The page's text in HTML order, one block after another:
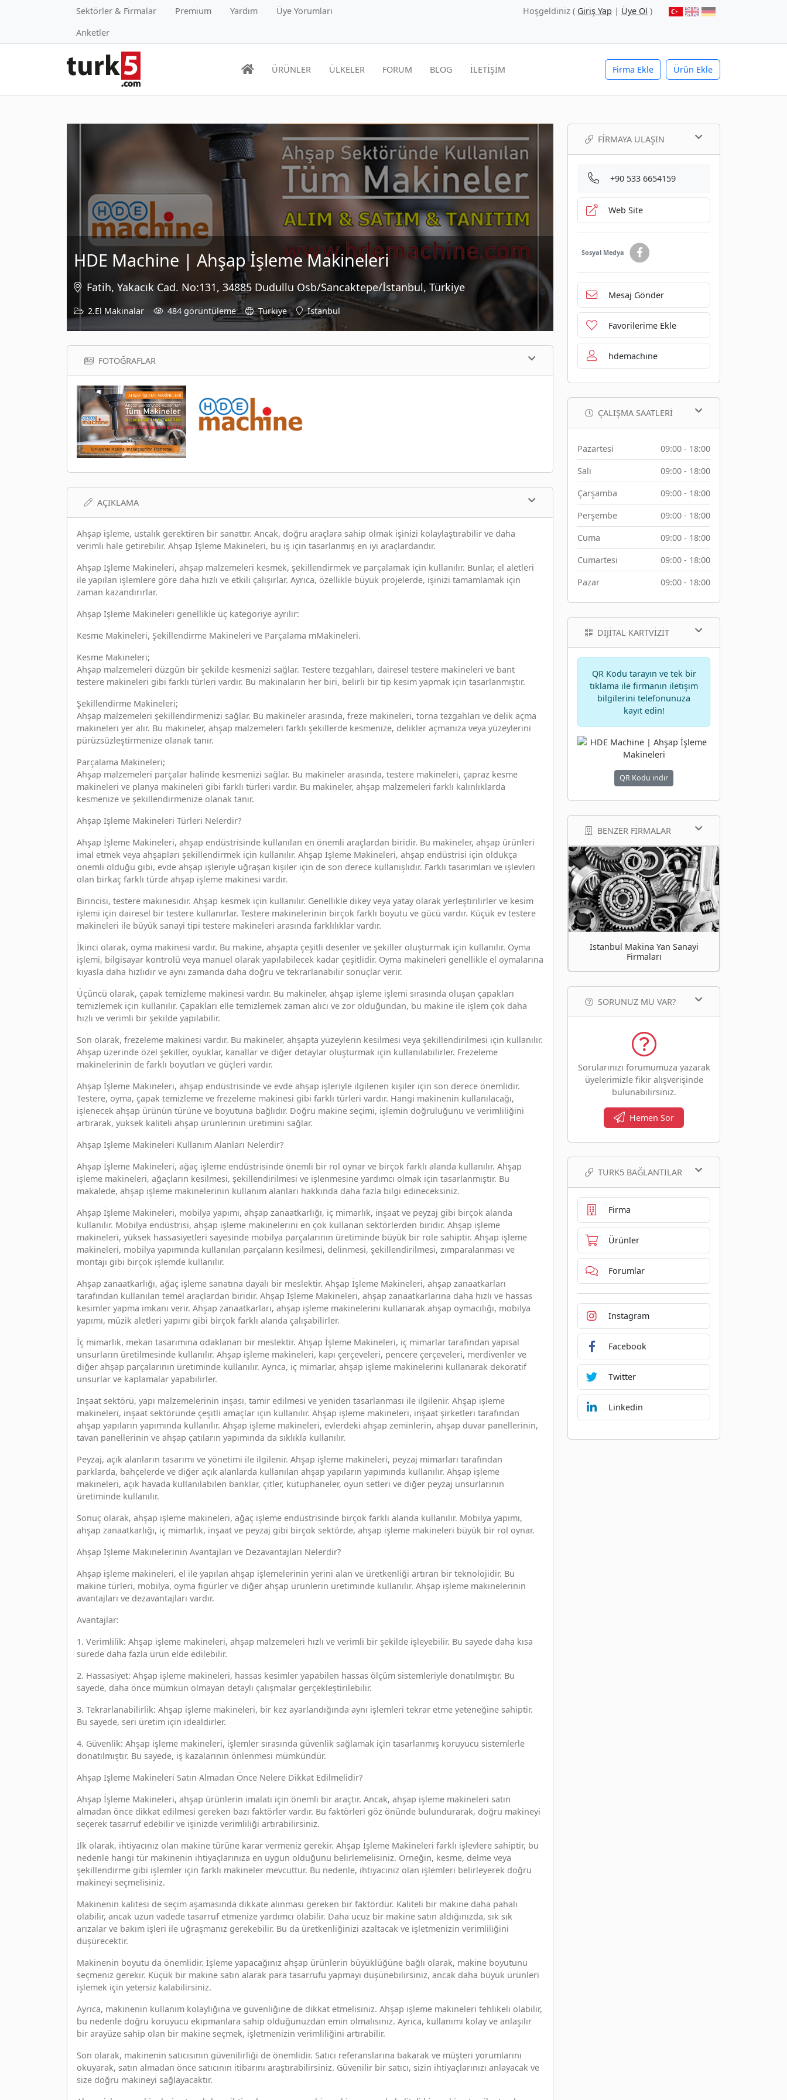
Sektörler & Firmalar Premium Yardım
Üye Yorumları
Anketler
Hoşgeldiniz ( Giriş Yap | Üye Ol )
Firma Ekle Ürün Ekle
ÜRÜNLER ÜLKELER FORUM BLOG İLETİŞİM
HDE Machine | Ahşap İşleme Makineleri
Fatih, Yakacık Cad. No:131, 34885 Dudullu Osb/Sancaktepe/İstanbul, Türkiye
2.El Makinalar 484 görüntüleme Türkiye İstanbul
FOTOĞRAFLAR
AÇIKLAMA
Ahşap işleme, ustalık gerektiren bir sanattır. Ancak, doğru araçlara sahip olmak işinizi kolaylaştırabilir ve daha
verimli hale getirebilir. Ahşap İşleme Makineleri, bu iş için tasarlanmış en iyi araçlardandır.
Ahşap İşleme Makineleri, ahşap malzemeleri kesmek, şekillendirmek ve parçalamak için kullanılır. Bunlar, el aletleri
ile yapılan işlemlere göre daha hızlı ve etkili çalışırlar. Ayrıca, özellikle büyük projelerde, işinizi tamamlamak için
zaman kazandırırlar.
Ahşap İşleme Makineleri genellikle üç kategoriye ayrılır:
Kesme Makineleri, Şekillendirme Makineleri ve Parçalama mMakineleri.
Kesme Makineleri;
Ahşap malzemeleri düzgün bir şekilde kesmenizi sağlar. Testere tezgahları, dairesel testere makineleri ve bant
testere makineleri gibi farklı türleri vardır. Bu makinaların her biri, belirli bir tip kesim yapmak için tasarlanmıştır.
Şekillendirme Makineleri;
Ahşap malzemeleri şekillendirmenizi sağlar. Bu makineler arasında, freze makineleri, torna tezgahları ve delik açma
makineleri yer alır. Bu makineler, ahşap malzemeleri farklı şekillerde kesmenize, delikler açmanıza veya yüzeylerini
pürüzsüzleştirmenize olanak tanır.
Parçalama Makineleri;
Ahşap malzemeleri parçalar halinde kesmenizi sağlar. Bu makineler arasında, testere makineleri, çapraz kesme
makineleri ve planya makineleri gibi farklı türleri vardır. Bu makineler, ahşap malzemeleri farklı kalınlıklarda
kesmenize ve şekillendirmenize olanak tanır.
Ahşap İşleme Makineleri Türleri Nelerdir?
Ahşap İşleme Makineleri, ahşap endüstrisinde kullanılan en önemli araçlardan biridir. Bu makineler, ahşap ürünleri
imal etmek veya ahşapları şekillendirmek için kullanılır. Ahşap İşleme Makineleri, ahşap endüstrisi için oldukça
önemli olduğu gibi, evde ahşap işleriyle uğraşan kişiler için de son derece kullanışlıdır. Farklı tasarımları ve işlevleri
olan birkaç farklı türde ahşap işleme makinesi vardır.
Birincisi, testere makinesidir. Ahşap kesmek için kullanılır. Genellikle dikey veya yatay olarak yerleştirilirler ve kesim
işlemi için dairesel bir testere kullanırlar. Testere makinelerinin birçok farklı boyutu ve gücü vardır. Küçük ev testere
makineleri ile büyük sanayi tipi testere makineleri arasında farklılıklar vardır.
İkinci olarak, oyma makinesi vardır. Bu makine, ahşapta çeşitli desenler ve şekiller oluşturmak için kullanılır. Oyma
işlemi, bilgisayar kontrolü veya manuel olarak yapılabilecek kadar çeşitlidir. Oyma makineleri genellikle el oymalarına
kıyasla daha hızlıdır ve aynı zamanda daha doğru ve tekrarlanabilir sonuçlar verir.
Üçüncü olarak, çapak temizleme makinesi vardır. Bu makineler, ahşap işleme işlemi sırasında oluşan çapakları
temizlemek için kullanılır. Çapakları elle temizlemek zaman alıcı ve zor olduğundan, bu makine ile işlem çok daha
hızlı ve verimli bir şekilde yapılabilir.
Son olarak, frezeleme makinesi vardır. Bu makineler, ahşapta yüzeylerin kesilmesi veya şekillendirilmesi için kullanılır.
Ahşap üzerinde özel şekiller, oyuklar, kanallar ve diğer detaylar oluşturmak için kullanılabilirler. Frezeleme
makinelerinin de farklı boyutları ve güçleri vardır.
Ahşap İşleme Makineleri, ahşap endüstrisinde ve evde ahşap işleriyle ilgilenen kişiler için son derece önemlidir.
Testere, oyma, çapak temizleme ve frezeleme makinesi gibi farklı türleri vardır. Hangi makinenin kullanılacağı,
işlenecek ahşap ürünün türüne ve boyutuna bağlıdır. Doğru makine seçimi, işlemin doğruluğunu ve verimliliğini
artırarak, yüksek kaliteli ahşap ürünlerinin üretimini sağlar.
Ahşap İşleme Makineleri Kullanım Alanları Nelerdir?
Ahşap İşleme Makineleri, ağaç işleme endüstrisinde önemli bir rol oynar ve birçok farklı alanda kullanılır. Ahşap
işleme makineleri, ağaçların kesilmesi, şekillendirilmesi ve işlenmesine yardımcı olmak için tasarlanmıştır. Bu
makalede, ahşap işleme makinelerinin kullanım alanları hakkında daha fazla bilgi edineceksiniz.
Ahşap İşleme Makineleri, mobilya yapımı, ahşap zanaatkarlığı, iç mimarlık, inşaat ve peyzaj gibi birçok alanda
kullanılır. Mobilya endüstrisi, ahşap işleme makinelerini en çok kullanan sektörlerden biridir. Ahşap işleme
makineleri, yüksek hassasiyetleri sayesinde mobilya parçalarının üretiminde büyük bir role sahiptir. Ahşap işleme
makineleri, mobilya yapımında kullanılan parçaların kesilmesi, delinmesi, şekillendirilmesi, zımparalanması ve
montajı gibi birçok işlemde kullanılır.
Ahşap zanaatkarlığı, ağaç işleme sanatına dayalı bir meslektir. Ahşap İşleme Makineleri, ahşap zanaatkarları
tarafından kullanılan temel araçlardan biridir. Ahşap İşleme Makineleri, ahşap zanaatkarlarına daha hızlı ve hassas
kesimler yapma imkanı verir. Ahşap zanaatkarları, ahşap işleme makinelerini kullanarak ahşap oymacılığı, mobilya
yapımı, müzik aletleri yapımı gibi birçok farklı alanda çalışabilirler.
İç mimarlık, mekan tasarımına odaklanan bir meslektir. Ahşap İşleme Makineleri, iç mimarlar tarafından yapısal
unsurların üretilmesinde kullanılır. Ahşap işleme makineleri, kapı çerçeveleri, pencere çerçeveleri, merdivenler ve
diğer ahşap parçalarının üretiminde kullanılır. Ayrıca, iç mimarlar, ahşap işleme makinelerini kullanarak dekoratif
unsurlar ve kaplamalar yapabilirler.
İnşaat sektörü, yapı malzemelerinin inşası, tamir edilmesi ve yeniden tasarlanması ile ilgilenir. Ahşap işleme
makineleri, inşaat sektöründe çeşitli amaçlar için kullanılır. Ahşap işleme makineleri, inşaat şirketleri tarafından
ahşap yapıların yapımında kullanılır. Ahşap işleme makineleri, evlerdeki ahşap zeminlerin, ahşap duvar panellerinin,
tavan panellerinin ve ahşap çatıların yapımında da sıklıkla kullanılır.
Peyzaj, açık alanların tasarımı ve yönetimi ile ilgilenir. Ahşap işleme makineleri, peyzaj mimarları tarafından
parklarda, bahçelerde ve diğer açık alanlarda kullanılan ahşap yapıların yapımında kullanılır. Ahşap işleme
makineleri, açık havada kullanılabilen banklar, çitler, kütüphaneler, oyun setleri ve diğer peyzaj unsurlarının
üretiminde kullanılır.
Sonuç olarak, ahşap işleme makineleri, ağaç işleme endüstrisinde birçok farklı alanda kullanılır. Mobilya yapımı,
ahşap zanaatkarlığı, iç mimarlık, inşaat ve peyzaj gibi birçok sektörde, ahşap işleme makineleri büyük bir rol oynar.
Ahşap İşleme Makinelerinin Avantajları ve Dezavantajları Nelerdir?
Ahşap işleme makineleri, el ile yapılan ahşap işlemelerinin yerini alan ve üretkenliği artıran bir teknolojidir. Bu
makine türleri, mobilya, oyma figürler ve diğer ahşap ürünlerin üretiminde kullanılır. Ahşap işleme makinelerinin
avantajları ve dezavantajları vardır.
Avantajlar:
1. Verimlilik: Ahşap işleme makineleri, ahşap malzemeleri hızlı ve verimli bir şekilde işleyebilir. Bu sayede daha kısa
sürede daha fazla ürün elde edilebilir.
2. Hassasiyet: Ahşap işleme makineleri, hassas kesimler yapabilen hassas ölçüm sistemleriyle donatılmıştır. Bu
sayede, daha önce mümkün olmayan detaylı çalışmalar gerçekleştirilebilir.
3. Tekrarlanabilirlik: Ahşap işleme makineleri, bir kez ayarlandığında aynı işlemleri tekrar etme yeteneğine sahiptir.
Bu sayede, seri üretim için idealdirler.
4. Güvenlik: Ahşap işleme makineleri, işlemler sırasında güvenlik sağlamak için tasarlanmış koruyucu sistemlerle
donatılmıştır. Bu sayede, iş kazalarının önlenmesi mümkündür.
Ahşap İşleme Makineleri Satın Almadan Önce Nelere Dikkat Edilmelidir?
Ahşap İşleme Makineleri, ahşap ürünlerin imalatı için önemli bir araçtır. Ancak, ahşap işleme makineleri satın
almadan önce dikkat edilmesi gereken bazı faktörler vardır. Bu faktörleri göz önünde bulundurarak, doğru makineyi
seçerek tasarruf edebilir ve işinizde verimliliği artırabilirsiniz.
İlk olarak, ihtiyacınız olan makine türüne karar vermeniz gerekir. Ahşap İşleme Makineleri farklı işlevlere sahiptir, bu
nedenle hangi tür makinenin ihtiyaçlarınıza en uygun olduğunu belirlemelisiniz. Örneğin, kesme, delme veya
şekillendirme gibi işlemler için farklı makineler mevcuttur. Bu nedenle, ihtiyacınız olan işlemleri belirleyerek doğru
makineyi seçmelisiniz.
Makinenin kalitesi de seçim aşamasında dikkate alınması gereken bir faktördür. Kaliteli bir makine daha pahalı
olabilir, ancak uzun vadede tasarruf etmenize yardımcı olabilir. Daha ucuz bir makine satın aldığınızda, sık sık
arızalar ve bakım işleri ile uğraşmanız gerekebilir. Bu da üretkenliğinizi azaltacak ve işletmenizin verimliliğini
düşürecektir.
Makinenin boyutu da önemlidir. İşleme yapacağınız ahşap ürünlerin büyüklüğüne bağlı olarak, makine boyutunu
seçmeniz gerekir. Küçük bir makine satın alarak para tasarrufu yapmayı düşünebilirsiniz, ancak daha büyük ürünleri
işlemek için yetersiz kalabilirsiniz.
Ayrıca, makinenin kullanım kolaylığına ve güvenliğine de dikkat etmelisiniz. Ahşap işleme makineleri tehlikeli olabilir,
bu nedenle doğru koruyucu ekipmanlara sahip olduğunuzdan emin olmalısınız. Ayrıca, kullanımı kolay ve anlaşılır
bir arayüze sahip olan bir makine seçmek, işletmenizin verimliliğini artırabilir.
Son olarak, makinenin satıcısının güvenilirliği de önemlidir. Satıcı referanslarına bakarak ve müşteri yorumlarını
okuyarak, satın almadan önce satıcının itibarını araştırabilirsiniz. Güvenilir bir satıcı, sizin ihtiyaçlarınızı anlayacak ve
size doğru makineyi sağlayacaktır.
FIRMAYA ULAŞIN
+90 533 6654159
Web Site
Sosyal Medya
Mesaj Gönder
Favorilerime Ekle
hdemachine
ÇALIŞMA SAATLERI
Pazartesi
09:00 - 18:00
Salı
09:00 - 18:00
Çarşamba
09:00 - 18:00
Perşembe
09:00 - 18:00
Cuma
09:00 - 18:00
Cumartesi
09:00 - 18:00
Pazar
09:00 - 18:00
DIJITAL KARTVIZIT
QR Kodu tarayın ve tek bir
tıklama ile firmanın iletişim
bilgilerini telefonunuza
kayıt edin!
QR Kodu indir
BENZER FIRMALAR
İstanbul Makina Yan Sanayi
Firmaları
SORUNUZ MU VAR?
Sorularınızı forumumuza yazarak
üyelerimizle fikir alışverişinde
bulunabilirsiniz.
Hemen Sor
TURK5 BAĞLANTILAR
Firma
Ürünler
Forumlar
Instagram
Facebook
Twitter
Linkedin